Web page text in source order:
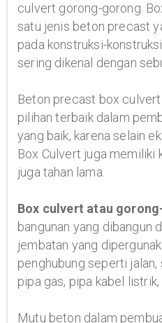
culvert gorong-gorong.
satu jenis beton precast
pada konstruksi-
sering dikenal dengan
Beton precast box
pilihan terbaik dalam
yang baik, karena selain
Box Culvert juga memiliki
juga tahan lama.
Box culvert atau
bangunan yang dibangun
jembatan yang
penghubung seperti jalan,
pipa gas, pipa kabel
Mutu beton dalam